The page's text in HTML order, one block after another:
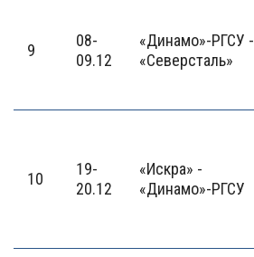
9
08-
09.12
«Динамо»-РГСУ -
«Северсталь»
10
19-
20.12
«Искра» -
«Динамо»-РГСУ